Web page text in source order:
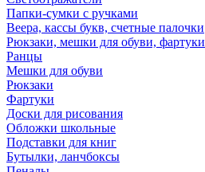
Папки-сумки с ручками
Веера, кассы букв, счетные палочки
Рюкзаки, мешки для обуви, фартуки
Ранцы
Мешки для обуви
Рюкзаки
Фартуки
Доски для рисования
Обложки школьные
Подставки для книг
Бутылки, ланчбоксы